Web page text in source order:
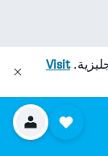
Visit